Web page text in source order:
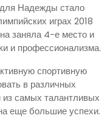
Надежды стало
играх 2018
заняла 4-е место и
и профессионализма.
спортивную
в различных
из самых талантливых
еще большие успехи.